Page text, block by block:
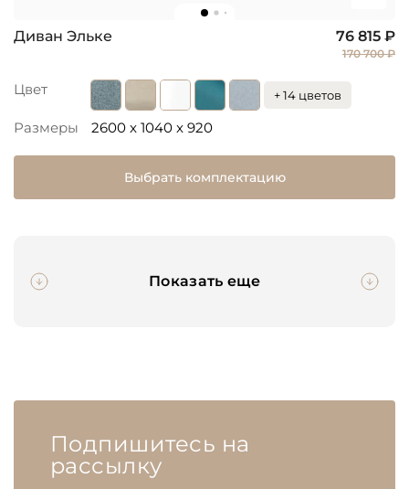
Диван Эльке 76 815 ₽
170 700 ₽
Цвет + 14 цветов
Размеры 2600 x 1040 x 920
Выбрать комплектацию
Показать еще
Подпишитесь на
рассылку